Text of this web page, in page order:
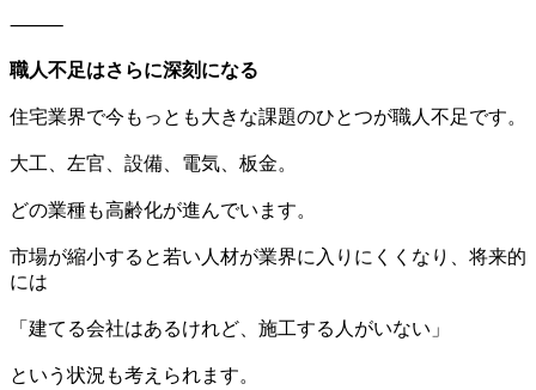
⸻
職人不足はさらに深刻になる
住宅業界で今もっとも大きな課題のひとつが職人不足です。
大工、左官、設備、電気、板金。
どの業種も高齢化が進んでいます。
市場が縮小すると若い人材が業界に入りにくくなり、将来的
には
「建てる会社はあるけれど、施工する人がいない」
という状況も考えられます。